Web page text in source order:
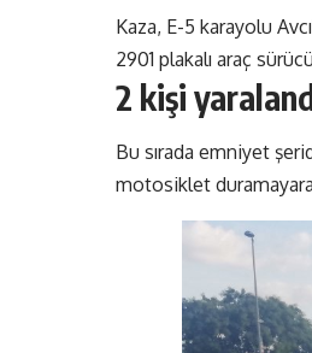
Kaza, E-5 karayolu
2901 plakalı araç
2 kişi
Bu sırada emniyet
motosiklet